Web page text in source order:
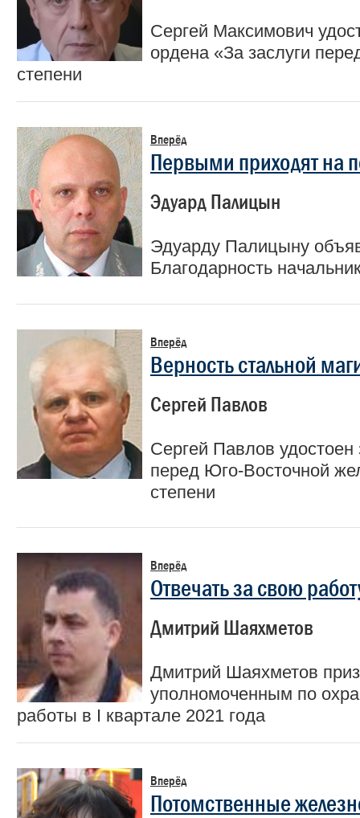
Сергей Максимович
ордена «За заслуги
степени
Вперёд
Первыми приходят на
Эдуард Палицын
Эдуарду Палицыну
Благодарность
Вперёд
Верность стальной
Сергей Павлов
Сергей Павлов удостоен
перед Юго-Восточной
степени
Вперёд
Отвечать за свою
Дмитрий Шаяхметов
Дмитрий Шаяхметов
уполномоченным по
работы в I квартале 2021 года
Вперёд
Потомственные